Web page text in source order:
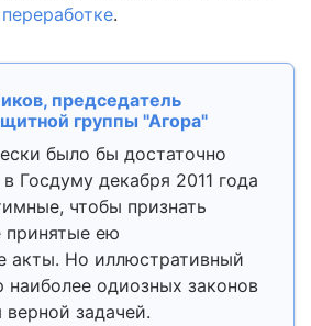
.
председатель
группы "Агора"
было бы достаточно
Госдуму декабря 2011 года
чтобы признать
ею
акты. Но иллюстративный
наиболее одиозных законов
верной задачей.